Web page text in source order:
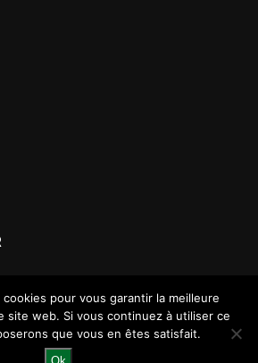
pour vous garantir la meilleure
site web. Si vous continuez à utiliser ce
que vous en êtes satisfait.